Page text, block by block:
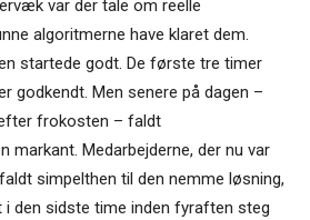
var der tale om reelle
algoritmerne have klaret dem.
startede godt. De første tre timer
godkendt. Men senere på dagen –
frokosten – faldt
markant. Medarbejderne, der nu var
simpelthen til den nemme løsning,
i den sidste time inden fyraften steg